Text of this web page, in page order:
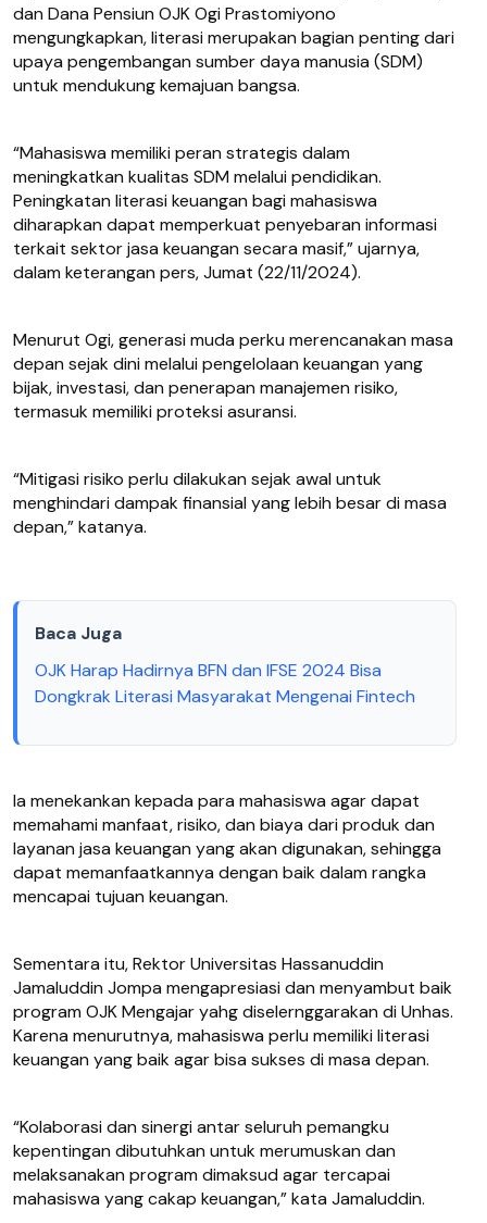
dan Dana Pensiun OJK Ogi Prastomiyono
mengungkapkan, literasi merupakan bagian penting dari
upaya pengembangan sumber daya manusia (SDM)
untuk mendukung kemajuan bangsa.
“Mahasiswa memiliki peran strategis dalam
meningkatkan kualitas SDM melalui pendidikan.
Peningkatan literasi keuangan bagi mahasiswa
diharapkan dapat memperkuat penyebaran informasi
terkait sektor jasa keuangan secara masif,” ujarnya,
dalam keterangan pers, Jumat (22/11/2024).
Menurut Ogi, generasi muda perku merencanakan masa
depan sejak dini melalui pengelolaan keuangan yang
bijak, investasi, dan penerapan manajemen risiko,
termasuk memiliki proteksi asuransi.
“Mitigasi risiko perlu dilakukan sejak awal untuk
menghindari dampak finansial yang lebih besar di masa
depan,” katanya.
Baca Juga
OJK Harap Hadirnya BFN dan IFSE 2024 Bisa
Dongkrak Literasi Masyarakat Mengenai Fintech
Ia menekankan kepada para mahasiswa agar dapat
memahami manfaat, risiko, dan biaya dari produk dan
layanan jasa keuangan yang akan digunakan, sehingga
dapat memanfaatkannya dengan baik dalam rangka
mencapai tujuan keuangan.
Sementara itu, Rektor Universitas Hassanuddin
Jamaluddin Jompa mengapresiasi dan menyambut baik
program OJK Mengajar yahg diselernggarakan di Unhas.
Karena menurutnya, mahasiswa perlu memiliki literasi
keuangan yang baik agar bisa sukses di masa depan.
“Kolaborasi dan sinergi antar seluruh pemangku
kepentingan dibutuhkan untuk merumuskan dan
melaksanakan program dimaksud agar tercapai
mahasiswa yang cakap keuangan,” kata Jamaluddin.